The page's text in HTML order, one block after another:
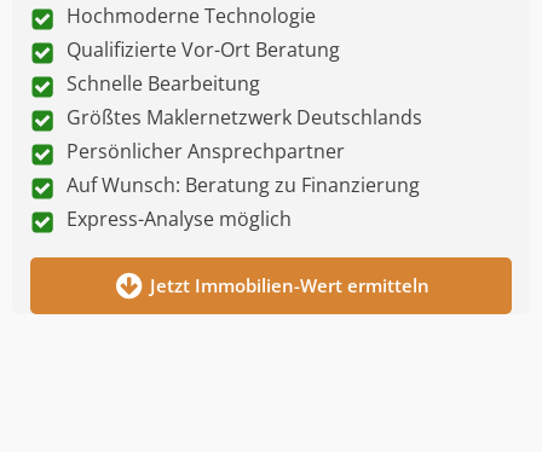
Hochmoderne Technologie
Qualifizierte Vor-Ort Beratung
Schnelle Bearbeitung
Größtes Maklernetzwerk Deutschlands
Persönlicher Ansprechpartner
Auf Wunsch: Beratung zu Finanzierung
Express-Analyse möglich
Jetzt Immobilien-Wert ermitteln